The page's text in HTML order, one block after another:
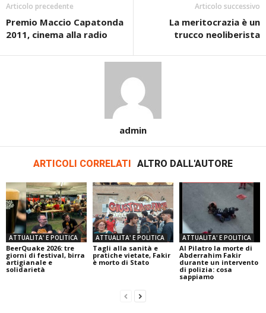
Articolo precedente
Premio Maccio Capatonda
2011, cinema alla radio
Articolo successivo
La meritocrazia è un
trucco neoliberista
admin
ARTICOLI CORRELATI ALTRO DALL'AUTORE
ATTUALITA' E POLITICA
BeerQuake 2026: tre
giorni di festival, birra
artigianale e
solidarietà
ATTUALITA' E POLITICA
Tagli alla sanità e
pratiche vietate, Fakir
è morto di Stato
ATTUALITA' E POLITICA
Al Pilatro la morte di
Abderrahim Fakir
durante un intervento
di polizia: cosa
sappiamo